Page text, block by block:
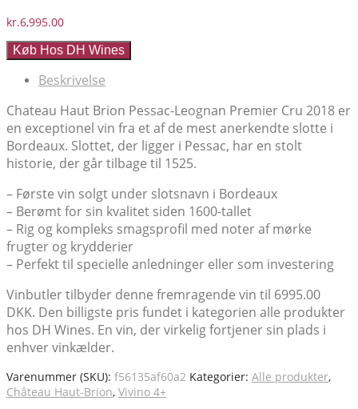
kr.6,995.00
Køb Hos DH Wines
Beskrivelse
Chateau Haut Brion Pessac-Leognan Premier Cru 2018 er
en exceptionel vin fra et af de mest anerkendte slotte i
Bordeaux. Slottet, der ligger i Pessac, har en stolt
historie, der går tilbage til 1525.
– Første vin solgt under slotsnavn i Bordeaux
– Berømt for sin kvalitet siden 1600-tallet
– Rig og kompleks smagsprofil med noter af mørke
frugter og krydderier
– Perfekt til specielle anledninger eller som investering
Vinbutler tilbyder denne fremragende vin til 6995.00
DKK. Den billigste pris fundet i kategorien alle produkter
hos DH Wines. En vin, der virkelig fortjener sin plads i
enhver vinkælder.
Varenummer (SKU): f56135af60a2 Kategorier: Alle produkter,
Château Haut-Brion, Vivino 4+